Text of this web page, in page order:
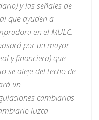
y las señales de
que ayuden a
en el MULC.
por un mayor
y financiera) que
se aleje del techo de
un
cambiarias
luzca